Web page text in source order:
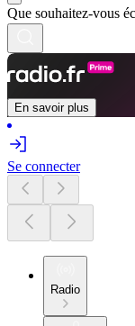
Que souhaitez-vous
En savoir plus
Se connecter
Radio